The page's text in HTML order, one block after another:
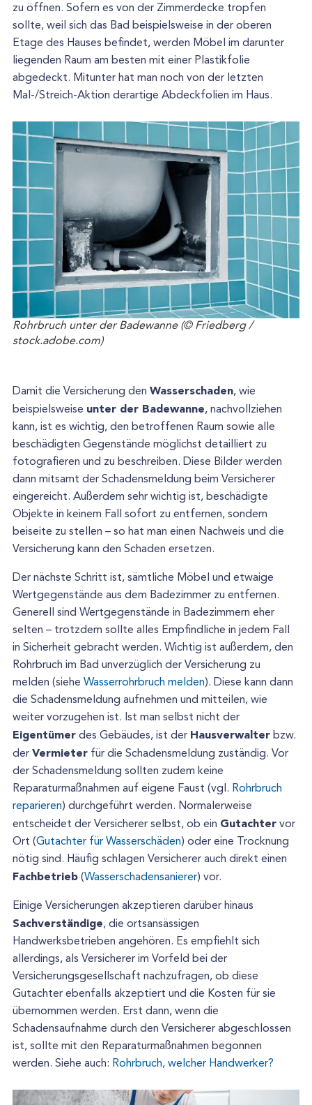
zu öffnen. Sofern es von der Zimmerdecke tropfen
sollte, weil sich das Bad beispielsweise in der oberen
Etage des Hauses befindet, werden Möbel im darunter
liegenden Raum am besten mit einer Plastikfolie
abgedeckt. Mitunter hat man noch von der letzten
Mal-/Streich-Aktion derartige Abdeckfolien im Haus.
Rohrbruch unter der Badewanne (© Friedberg /
stock.adobe.com)
Damit die Versicherung den Wasserschaden, wie
beispielsweise unter der Badewanne, nachvollziehen
kann, ist es wichtig, den betroffenen Raum sowie alle
beschädigten Gegenstände möglichst detailliert zu
fotografieren und zu beschreiben. Diese Bilder werden
dann mitsamt der Schadensmeldung beim Versicherer
eingereicht. Außerdem sehr wichtig ist, beschädigte
Objekte in keinem Fall sofort zu entfernen, sondern
beiseite zu stellen – so hat man einen Nachweis und die
Versicherung kann den Schaden ersetzen.
Der nächste Schritt ist, sämtliche Möbel und etwaige
Wertgegenstände aus dem Badezimmer zu entfernen.
Generell sind Wertgegenstände in Badezimmern eher
selten – trotzdem sollte alles Empfindliche in jedem Fall
in Sicherheit gebracht werden. Wichtig ist außerdem, den
Rohrbruch im Bad unverzüglich der Versicherung zu
melden (siehe Wasserrohrbruch melden). Diese kann dann
die Schadensmeldung aufnehmen und mitteilen, wie
weiter vorzugehen ist. Ist man selbst nicht der
Eigentümer des Gebäudes, ist der Hausverwalter bzw.
der Vermieter für die Schadensmeldung zuständig. Vor
der Schadensmeldung sollten zudem keine
Reparaturmaßnahmen auf eigene Faust (vgl. Rohrbruch
reparieren) durchgeführt werden. Normalerweise
entscheidet der Versicherer selbst, ob ein Gutachter vor
Ort (Gutachter für Wasserschäden) oder eine Trocknung
nötig sind. Häufig schlagen Versicherer auch direkt einen
Fachbetrieb (Wasserschadensanierer) vor.
Einige Versicherungen akzeptieren darüber hinaus
Sachverständige, die ortsansässigen
Handwerksbetrieben angehören. Es empfiehlt sich
allerdings, als Versicherer im Vorfeld bei der
Versicherungsgesellschaft nachzufragen, ob diese
Gutachter ebenfalls akzeptiert und die Kosten für sie
übernommen werden. Erst dann, wenn die
Schadensaufnahme durch den Versicherer abgeschlossen
ist, sollte mit den Reparaturmaßnahmen begonnen
werden. Siehe auch: Rohrbruch, welcher Handwerker?